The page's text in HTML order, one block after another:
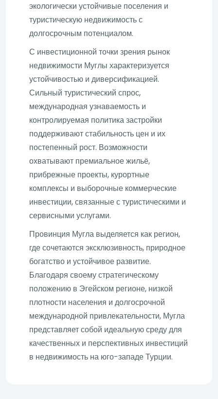
экологически устойчивые поселения и
туристическую недвижимость с
долгосрочным потенциалом.
С инвестиционной точки зрения рынок
недвижимости Муглы характеризуется
устойчивостью и диверсификацией.
Сильный туристический спрос,
международная узнаваемость и
контролируемая политика застройки
поддерживают стабильность цен и их
постепенный рост. Возможности
охватывают премиальное жильё,
прибрежные проекты, курортные
комплексы и выборочные коммерческие
инвестиции, связанные с туристическими и
сервисными услугами.
Провинция Мугла выделяется как регион,
где сочетаются эксклюзивность, природное
богатство и устойчивое развитие.
Благодаря своему стратегическому
положению в Эгейском регионе, низкой
плотности населения и долгосрочной
международной привлекательности, Мугла
представляет собой идеальную среду для
качественных и перспективных инвестиций
в недвижимость на юго-западе Турции.